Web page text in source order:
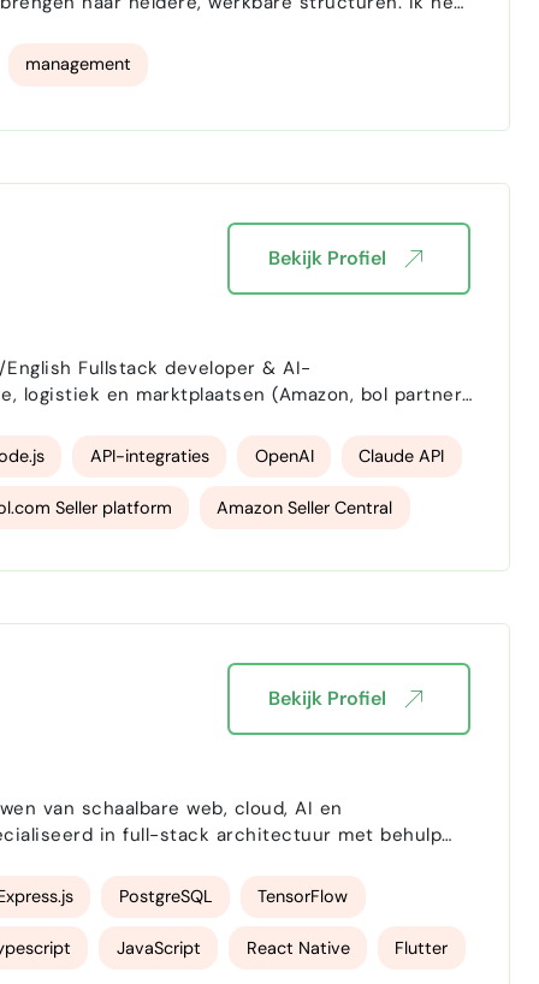
management
logistiek en marktplaatsen (Amazon, bol partner
e-comm…
API-integraties OpenAI Claude API
Seller platform Amazon Seller Central
Bekijk Profiel
van schaalbare web, cloud, AI en
op AI-ges…PostgreSQL TensorFlow
JavaScript React Native Flutter
Bekijk Profiel